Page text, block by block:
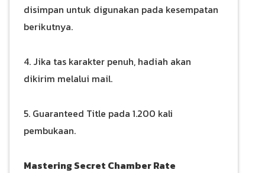
disimpan untuk digunakan pada kesempatan
berikutnya.
4. Jika tas karakter penuh, hadiah akan
dikirim melalui mail.
5. Guaranteed Title pada 1.200 kali
pembukaan.
Mastering Secret Chamber Rate